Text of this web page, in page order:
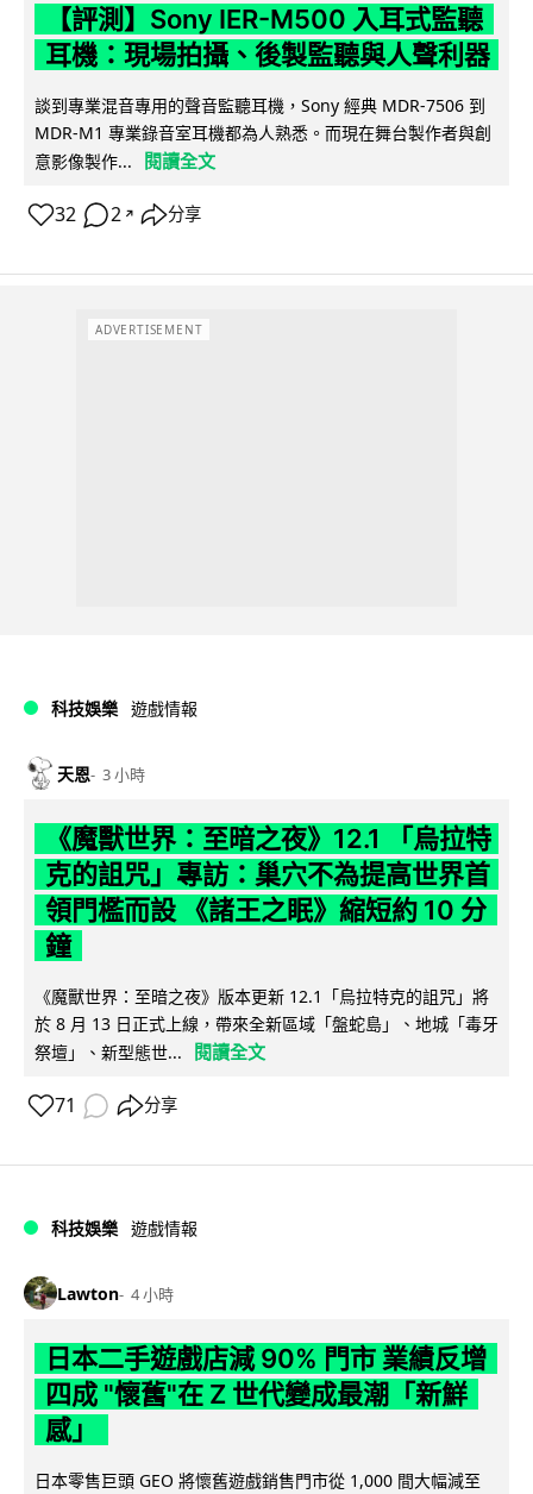
【評測】Sony IER-M500 入耳式監聽
耳機：現場拍攝、後製監聽與人聲利器
談到專業混音專用的聲音監聽耳機，Sony 經典 MDR-7506 到
MDR-M1 專業錄音室耳機都為人熟悉。而現在舞台製作者與創
意影像製作...
閱讀全文
32 2 ↗ 分享
ADVERTISEMENT
科技娛樂 遊戲情報
天恩 3 小時
《魔獸世界：至暗之夜》12.1 「烏拉特
克的詛咒」專訪：巢穴不為提高世界首
領門檻而設 《諸王之眠》縮短約 10 分
鐘
《魔獸世界：至暗之夜》版本更新 12.1「烏拉特克的詛咒」將
於 8 月 13 日正式上線，帶來全新區域「盤蛇島」、地城「毒牙
祭壇」、新型態世...
閱讀全文
71 分享
科技娛樂 遊戲情報
Lawton 4 小時
日本二手遊戲店減 90% 門市 業績反增
四成 "懷舊"在 Z 世代變成最潮「新鮮
感」
日本零售巨頭 GEO 將懷舊遊戲銷售門市從 1,000 間大幅減至